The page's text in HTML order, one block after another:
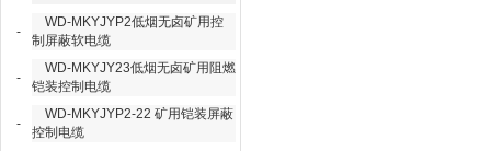
-
WD-MKYJYP2低烟无卤矿用控
制屏蔽软电缆
-
WD-MKYJY23低烟无卤矿用阻燃
铠装控制电缆
-
WD-MKYJYP2-22 矿用铠装屏蔽
控制电缆